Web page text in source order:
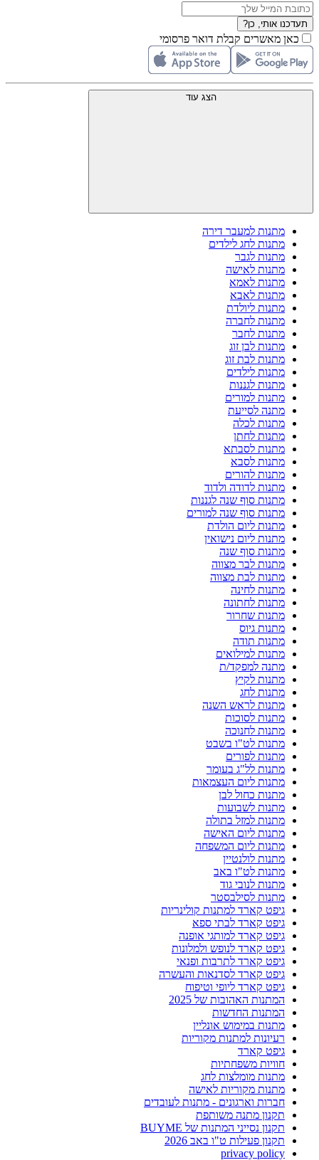
תעדכנו אותי, כן?
כאן מאשרים קבלת דואר פרסומי
הצג עוד
מתנות למעבר דירה
מתנות לחג לילדים
מתנות לגבר
מתנות לאישה
מתנות לאמא
מתנות לאבא
מתנות ליולדת
מתנות לחברה
מתנות לחבר
מתנות לבן זוג
מתנות לבת זוג
מתנות לילדים
מתנות לגננות
מתנות למורים
מתנה לסייעת
מתנות לכלה
מתנות לחתן
מתנות לסבתא
מתנות לסבא
מתנות להורים
מתנות לדודה ולדוד
מתנות סוף שנה לגננות
מתנות סוף שנה למורים
מתנות ליום הולדת
מתנות ליום נישואין
מתנות סוף שנה
מתנות לבר מצווה
מתנות לבת מצווה
מתנות לחינה
מתנות לחתונה
מתנות שחרור
מתנות גיוס
מתנות תודה
מתנות למילואים
מתנה למפקד/ת
מתנות לקיץ
מתנות לחג
מתנות לראש השנה
מתנות לסוכות
מתנות לחנוכה
מתנות לט"ו בשבט
מתנות לפורים
מתנות לל"ג בעומר
מתנות ליום העצמאות
מתנות כחול לבן
מתנות לשבועות
מתנות למזל בתולה
מתנות ליום האישה
מתנות ליום המשפחה
מתנות לולנטיין
מתנות לט"ו באב
מתנות לנובי גוד
מתנות לסילבסטר
גיפט קארד למתנות קולינריות
גיפט קארד לבתי ספא
גיפט קארד למותגי אופנה
גיפט קארד לנופש ולמלונות
גיפט קארד לתרבות ופנאי
גיפט קארד לסדנאות והעשרה
גיפט קארד ליופי וטיפוח
המתנות האהובות של 2025
המתנות החדשות
מתנות במימוש אונליין
רעיונות למתנות מקוריות
גיפט קארד
חוויות משפחתיות
מתנות מומלצות לחג
מתנות מקוריות לאישה
חברות וארגונים - מתנות לעובדים
תקנון מתנה משותפת
תקנון נסייני המתנות של BUYME
תקנון פעילות ט"ו באב 2026
privacy policy